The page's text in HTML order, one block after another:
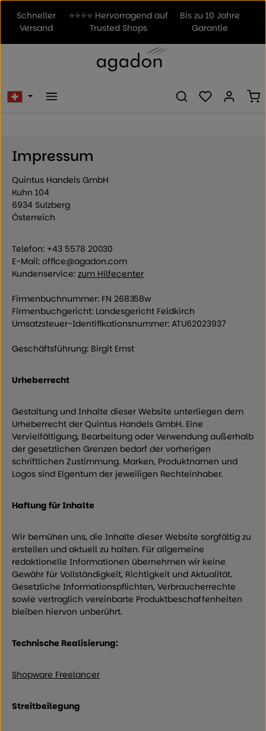
Zum Hauptinhalt springen
Schneller
Versand
⭐⭐⭐⭐ Hervorragend auf
Trusted Shops
Bis zu 10 Jahre
Garantie
Du hast 0
Impressum
Quintus Handels GmbH
Kuhn 104
6934 Sulzberg
Österreich
Telefon: +43 5578 20030
E-Mail: office@agadon.com
Kundenservice: zum Hilfecenter
Firmenbuchnummer: FN 268358w
Firmenbuchgericht: Landesgericht Feldkirch
Umsatzsteuer-Identifikationsnummer: ATU62023937
Geschäftsführung: Birgit Ernst
Urheberrecht
Gestaltung und Inhalte dieser Website unterliegen dem
Urheberrecht der Quintus Handels GmbH. Eine
Vervielfältigung, Bearbeitung oder Verwendung außerhalb
der gesetzlichen Grenzen bedarf der vorherigen
schriftlichen Zustimmung. Marken, Produktnamen und
Logos sind Eigentum der jeweiligen Rechteinhaber.
Haftung für Inhalte
Wir bemühen uns, die Inhalte dieser Website sorgfältig zu
erstellen und aktuell zu halten. Für allgemeine
redaktionelle Informationen übernehmen wir keine
Gewähr für Vollständigkeit, Richtigkeit und Aktualität.
Gesetzliche Informationspflichten, Verbraucherrechte
sowie vertraglich vereinbarte Produktbeschaffenheiten
bleiben hiervon unberührt.
Technische Realisierung:
Shopware Freelancer
Streitbeilegung